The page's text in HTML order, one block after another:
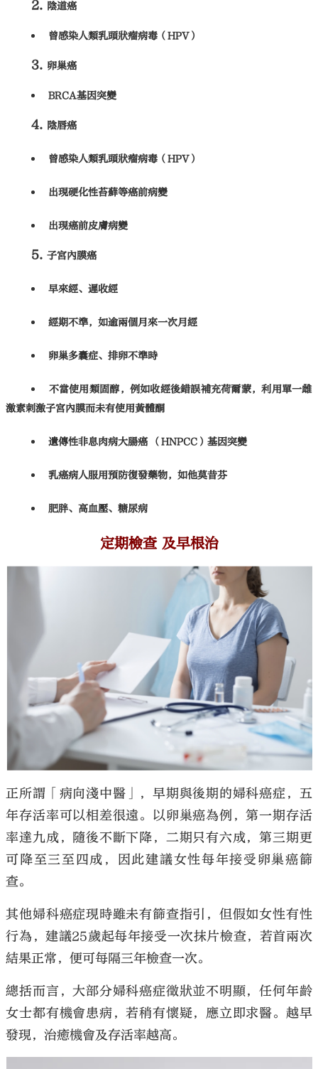
陰道癌
曾感染人類乳頭狀瘤病毒（HPV）
卵巢癌
BRCA基因突變
陰唇癌
曾感染人類乳頭狀瘤病毒（HPV）
出現硬化性苔蘚等癌前病變
出現癌前皮膚病變
子宮內膜癌
早來經、遲收經
經期不準，如逾兩個月來一次月經
卵巢多囊症、排卵不準時
不當使用類固醇，例如收經後錯誤補充荷爾蒙，利用單一雌
激素刺激子宮內膜而未有使用黃體酮
遺傳性非息肉病大腸癌 （HNPCC）基因突變
乳癌病人服用預防復發藥物，如他莫昔芬
肥胖、高血壓、糖尿病
定期檢查 及早根治
正所謂「病向淺中醫」，早期與後期的婦科癌症，五
年存活率可以相差很遠。以卵巢癌為例，第一期存活
率達九成，隨後不斷下降，二期只有六成，第三期更
可降至三至四成，因此建議女性每年接受卵巢癌篩
查。
其他婦科癌症現時雖未有篩查指引，但假如女性有性
行為，建議25歲起每年接受一次抹片檢查，若首兩次
結果正常，便可每隔三年檢查一次。
總括而言，大部分婦科癌症徵狀並不明顯，任何年齡
女士都有機會患病，若稍有懷疑，應立即求醫。越早
發現，治癒機會及存活率越高。